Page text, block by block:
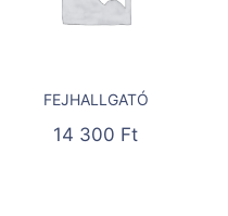
FEJHALLGATÓ
14 300 Ft